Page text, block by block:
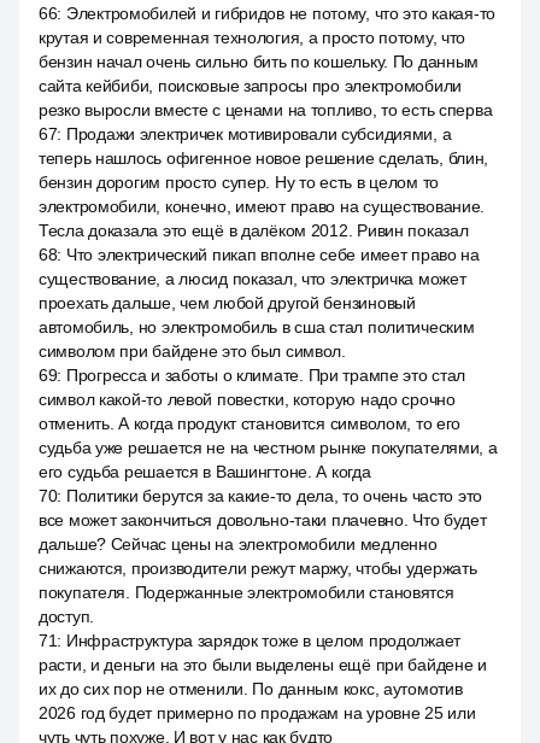
66: Электромобилей и гибридов не потому, что это какая-то
крутая и современная технология, а просто потому, что
бензин начал очень сильно бить по кошельку. По данным
сайта кейбиби, поисковые запросы про электромобили
резко выросли вместе с ценами на топливо, то есть сперва
67: Продажи электричек мотивировали субсидиями, а
теперь нашлось офигенное новое решение сделать, блин,
бензин дорогим просто супер. Ну то есть в целом то
электромобили, конечно, имеют право на существование.
Тесла доказала это ещё в далёком 2012. Ривин показал
68: Что электрический пикап вполне себе имеет право на
существование, а люсид показал, что электричка может
проехать дальше, чем любой другой бензиновый
автомобиль, но электромобиль в сша стал политическим
символом при байдене это был символ.
69: Прогресса и заботы о климате. При трампе это стал
символ какой-то левой повестки, которую надо срочно
отменить. А когда продукт становится символом, то его
судьба уже решается не на честном рынке покупателями, а
его судьба решается в Вашингтоне. А когда
70: Политики берутся за какие-то дела, то очень часто это
все может закончиться довольно-таки плачевно. Что будет
дальше? Сейчас цены на электромобили медленно
снижаются, производители режут маржу, чтобы удержать
покупателя. Подержанные электромобили становятся
доступ.
71: Инфраструктура зарядок тоже в целом продолжает
расти, и деньги на это были выделены ещё при байдене и
их до сих пор не отменили. По данным кокс, аутомотив
2026 год будет примерно по продажам на уровне 25 или
чуть чуть похуже. И вот у нас как будто